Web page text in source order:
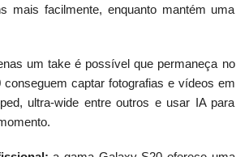
mais facilmente, enquanto mantém uma
um take é possível que permaneça no
captar fotografias e vídeos em
ultra-wide entre outros e usar IA para